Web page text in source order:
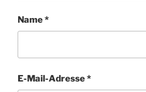
Name*
E-Mail-Adresse*